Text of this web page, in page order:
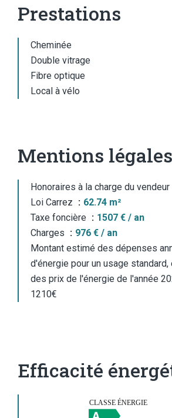
Prestations
Cheminée
Double vitrage
Fibre optique
Local à vélo
Mentions légales
Honoraires à la charge du vendeur
Loi Carrez
62.74 m²
Taxe foncière
1507 € / an
Charges
976 € / an
Montant estimé des dépenses
d'énergie pour un usage
des prix de l'énergie de l'année
1210€
Efficacité